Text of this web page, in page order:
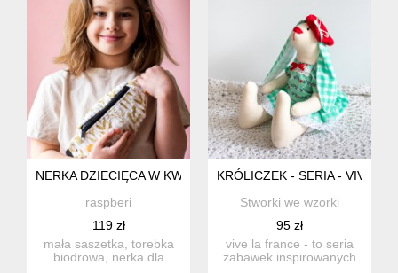
NERKA DZIECIĘCA W KWIATY Z GRUBEGO SZTRUKSU
raspberi
119 zł
mała saszetka, torebka
biodrowa, nerka dla
KRÓLICZEK - SERIA - VIVE
Stworki we wzorki
95 zł
vive la france - to seria
zabawek inspirowanych